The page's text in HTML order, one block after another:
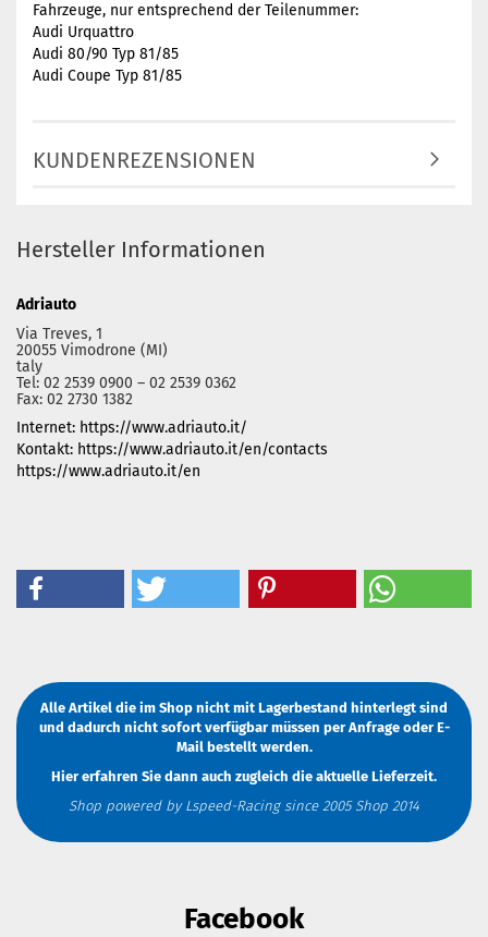
Fahrzeuge, nur entsprechend der Teilenummer:
Audi Urquattro
Audi 80/90 Typ 81/85
Audi Coupe Typ 81/85
KUNDENREZENSIONEN
Hersteller Informationen
Adriauto
Via Treves, 1
20055 Vimodrone (MI)
taly
Tel: 02 2539 0900 – 02 2539 0362
Fax: 02 2730 1382
Internet: https://www.adriauto.it/
Kontakt: https://www.adriauto.it/en/contacts
https://www.adriauto.it/en
Alle Artikel die im Shop nicht mit Lagerbestand hinterlegt sind
und dadurch nicht sofort verfügbar müssen per AnfrageoderE-
Mailbestellt werden.
Hier erfahren Sie dann auch zugleich die aktuelle Lieferzeit.
Shop powered by Lspeed-Racing since 2005 Shop 2014
Facebook